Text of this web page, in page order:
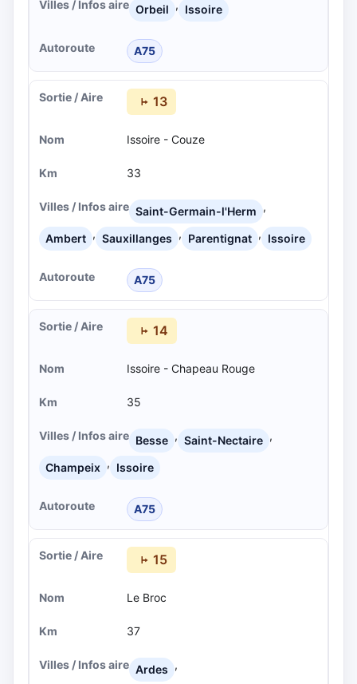
Orbeil , Issoire
A75
13
Issoire - Couze
33
Saint-Germain-l'Herm ,
Ambert , Sauxillanges , Parentignat , Issoire
A75
14
Issoire - Chapeau Rouge
35
Besse , Saint-Nectaire ,
Champeix , Issoire
A75
15
Le Broc
37
Ardes ,